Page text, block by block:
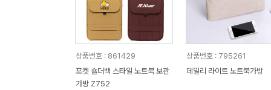
상품번호 : 861429
포켓 숄더백 스타일 노트북 보관
가방 Z752
상품번호 : 795261
데일리 라이트 노트북가방